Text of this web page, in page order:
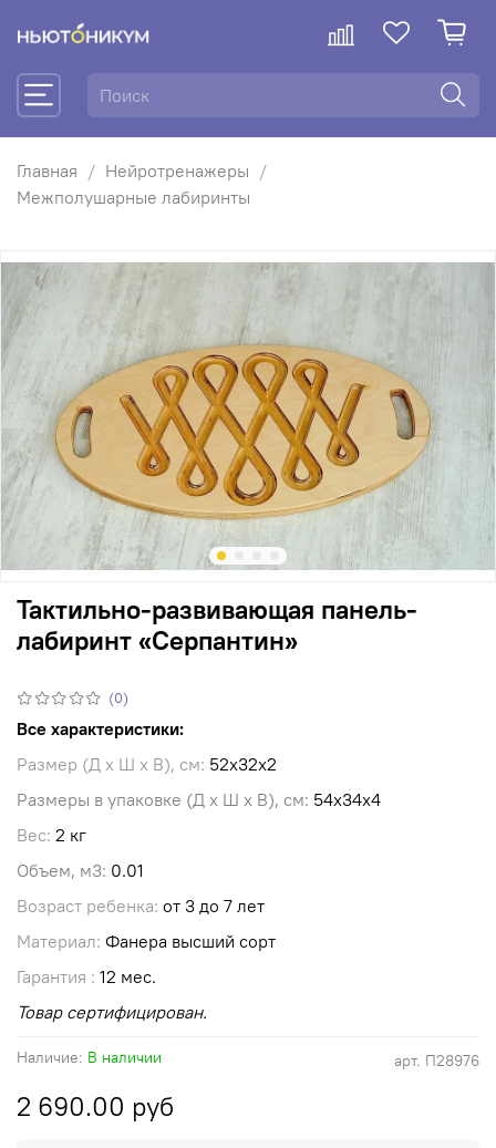
Главная
Нейротренажеры
Межполушарные лабиринты
(0)
арт. П28976
Наличие: В наличии
Тактильно-развивающая панель-
лабиринт «Серпантин»
2 690.00 руб
Все характеристики:
Размер (Д х Ш х В), см: 52х32х2
Размеры в упаковке (Д х Ш х В), см: 54х34х4
Вес: 2 кг
Объем, м3: 0.01
Возраст ребенка: от 3 до 7 лет
Материал: Фанера высший сорт
Гарантия : 12 мес.
Товар сертифицирован.